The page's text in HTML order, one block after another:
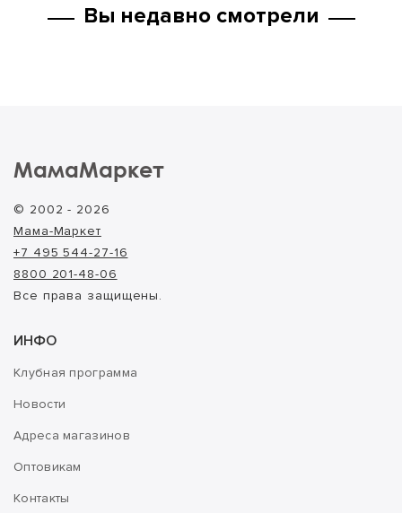
Вы недавно смотрели
МамаМаркет
© 2002 - 2026
Мама-Маркет
+7 495 544-27-16
8800 201-48-06
Все права защищены.
ИНФО
Клубная программа
Новости
Адреса магазинов
Оптовикам
Контакты